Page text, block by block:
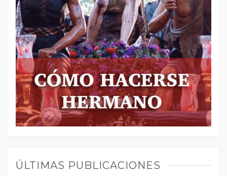
ÚLTIMAS PUBLICACIONES